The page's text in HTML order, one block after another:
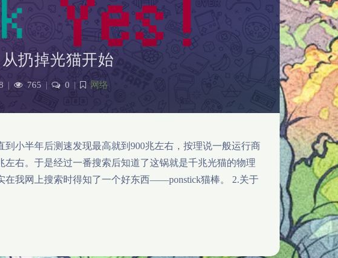
扔掉光猫开始
| 765 | 0 | 网络
小半年后测速发现最高就到900兆左右，按理说一般运行商
右。于是经过一番搜索后知道了这锅就是千兆光猫的物理
在我网上搜索时得知了一个好东西——ponstick猫棒。 2.关于